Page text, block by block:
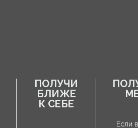
ПОЛУЧИ
БЛИЖЕ
К СЕБЕ
Если